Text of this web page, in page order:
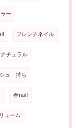
ー
フレンチネイル
チュラル
シュ 持ち
春nail
ューム